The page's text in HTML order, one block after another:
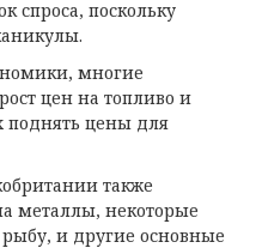
спроса, поскольку
многие
цен на топливо и
поднять цены для
также
металлы, некоторые
и другие основные